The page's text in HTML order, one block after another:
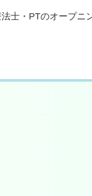
士・PTのオープニ